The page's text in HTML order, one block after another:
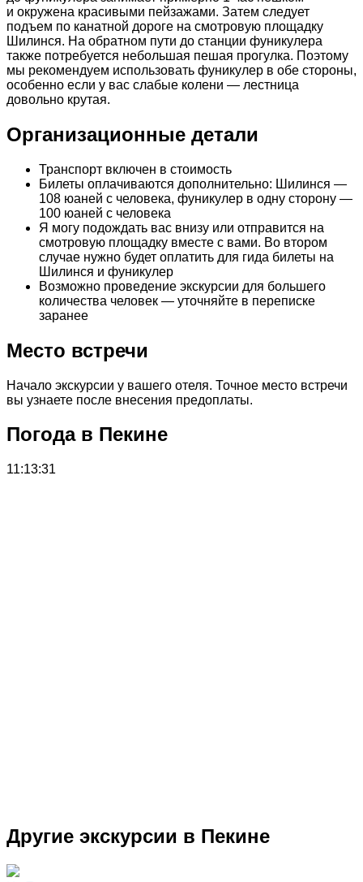
и окружена красивыми пейзажами. Затем следует
подъем по канатной дороге на смотровую площадку
Шилинся. На обратном пути до станции фуникулера
также потребуется небольшая пешая прогулка. Поэтому
мы рекомендуем использовать фуникулер в обе стороны,
особенно если у вас слабые колени — лестница
довольно крутая.
Организационные детали
Транспорт включен в стоимость
Билеты оплачиваются дополнительно: Шилинся —
108 юаней с человека, фуникулер в одну сторону —
100 юаней с человека
Я могу подождать вас внизу или отправится на
смотровую площадку вместе с вами. Во втором
случае нужно будет оплатить для гида билеты на
Шилинся и фуникулер
Возможно проведение экскурсии для большего
количества человек — уточняйте в переписке
заранее
Место встречи
Начало экскурсии у вашего отеля. Точное место встречи
вы узнаете после внесения предоплаты.
Погода в Пекине
11:13:31
Другие экскурсии в Пекине